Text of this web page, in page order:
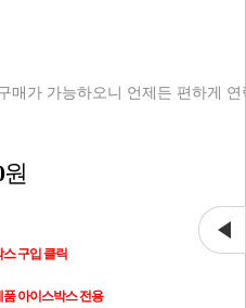
매가 가능하오니 언제든 편하게
원
구입 클릭
품 아이스박스 전용